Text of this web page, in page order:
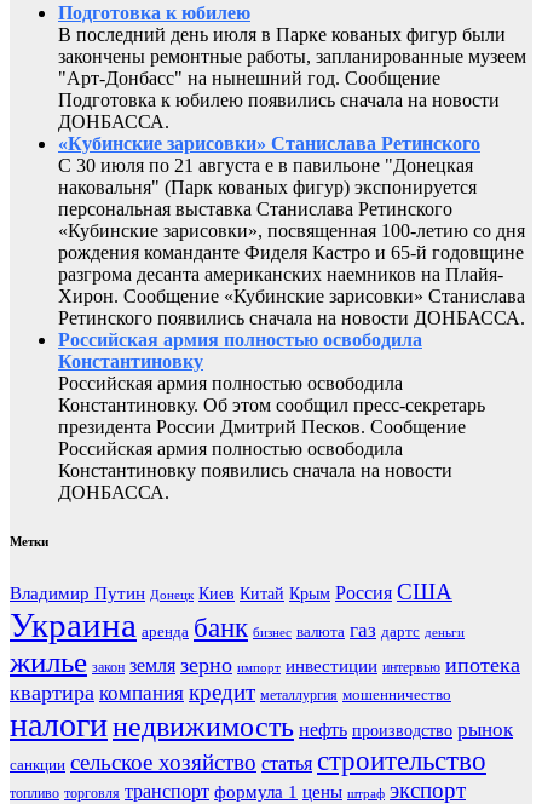
Подготовка к юбилею
В последний день июля в Парке кованых фигур были
закончены ремонтные работы, запланированные музеем
"Арт-Донбасс" на нынешний год. Сообщение
Подготовка к юбилею появились сначала на новости
ДОНБАССА.
«Кубинские зарисовки» Станислава Ретинского
С 30 июля по 21 августа е в павильоне "Донецкая
наковальня" (Парк кованых фигур) экспонируется
персональная выставка Станислава Ретинского
«Кубинские зарисовки», посвященная 100-летию со дня
рождения команданте Фиделя Кастро и 65-й годовщине
разгрома десанта американских наемников на Плайя-
Хирон. Сообщение «Кубинские зарисовки» Станислава
Ретинского появились сначала на новости ДОНБАССА.
Российская армия полностью освободила
Константиновку
Российская армия полностью освободила
Константиновку. Об этом сообщил пресс-секретарь
президента России Дмитрий Песков. Сообщение
Российская армия полностью освободила
Константиновку появились сначала на новости
ДОНБАССА.
Метки
Владимир Путин Донецк Киев Китай Крым Россия США
Украина аренда банк бизнес валюта газ дартс деньги
жилье закон земля зерно импорт инвестиции интервью ипотека
квартира компания кредит металлургия мошенничество
налогинедвижимость нефть производство рынок
санкции сельское хозяйство статья строительство
топливо торговля транспорт формула 1 цены штраф экспорт